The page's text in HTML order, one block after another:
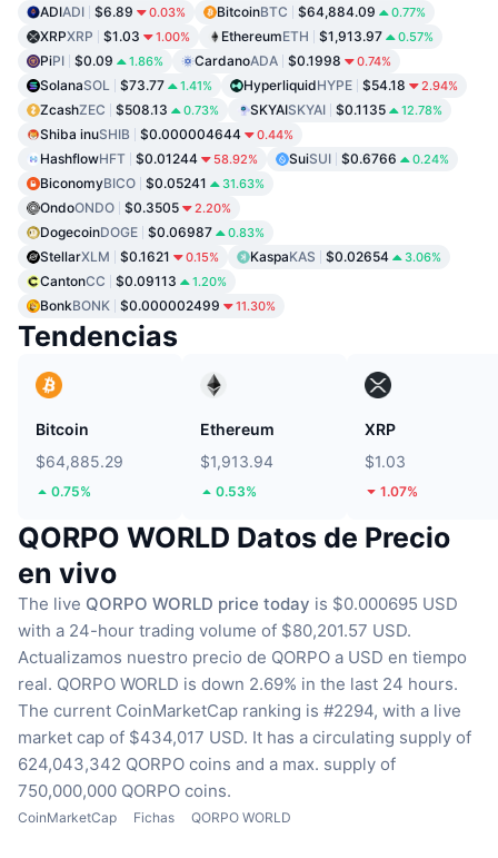
ADIADI $6.89 0.03% BitcoinBTC $64,884.09 0.77%
XRPXRP $1.03 1.00% EthereumETH $1,913.97 0.57%
PiPI $0.09 1.86% CardanoADA $0.1998 0.74%
SolanaSOL $73.77 1.41% HyperliquidHYPE $54.18 2.94%
ZcashZEC $508.13 0.73% SKYAISKYAI $0.1135 12.78%
Shiba inuSHIB $0.000004644 0.44%
HashflowHFT $0.01244 58.92% SuiSUI $0.6766 0.24%
BiconomyBICO $0.05241 31.63%
OndoONDO $0.3505 2.20%
DogecoinDOGE $0.06987 0.83%
StellarXLM $0.1621 0.15% KaspaKAS $0.02654 3.06%
CantonCC $0.09113 1.20%
BonkBONK $0.000002499 11.30%
Tendencias
Bitcoin
$64,885.29
0.75%
Ethereum
$1,913.94
0.53%
XRP
$1.03
1.07%
QORPO WORLD Datos de Precio
en vivo
The live QORPO WORLD price today is $0.000695 USD
with a 24-hour trading volume of $80,201.57 USD.
Actualizamos nuestro precio de QORPO a USD en tiempo
real. QORPO WORLD is down 2.69% in the last 24 hours.
The current CoinMarketCap ranking is #2294, with a live
market cap of $434,017 USD. It has a circulating supply of
624,043,342 QORPO coins and a max. supply of
750,000,000 QORPO coins.
CoinMarketCap Fichas QORPO WORLD